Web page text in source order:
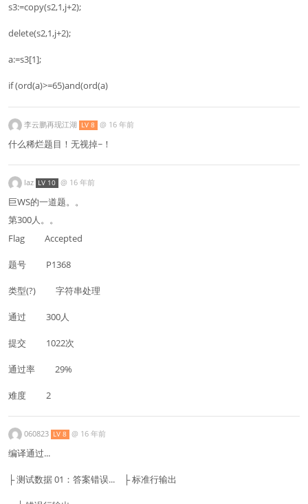
s3:=copy(s2,1,j+2);
delete(s2,1,j+2);
a:=s3[1];
if (ord(a)>=65)and(ord(a)
李云鹏再现江湖 LV 8 @ 16 年前
什么稀烂题目！无视掉~！
laz LV 10 @ 16 年前
巨WS的一道题。。
第300人。。
Flag Accepted
题号 P1368
类型(?) 字符串处理
通过 300人
提交 1022次
通过率 29%
难度 2
060823 LV 8 @ 16 年前
编译通过...
├ 测试数据 01：答案错误... ├ 标准行输出